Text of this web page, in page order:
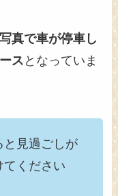
真で車が停車し
ス となっていま
と見過ごしが
てください